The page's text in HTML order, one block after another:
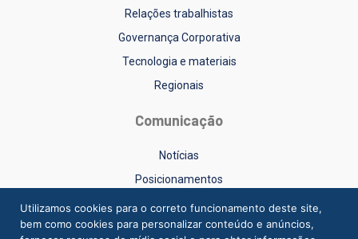
Relações trabalhistas
Governança Corporativa
Tecnologia e materiais
Regionais
Comunicação
Notícias
Posicionamentos
Sinduscon-RS na Mídia
Vídeos
Utilizamos cookies para o correto funcionamento deste site,
bem como cookies para personalizar conteúdo e anúncios,